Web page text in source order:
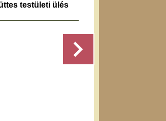
testületi ülés